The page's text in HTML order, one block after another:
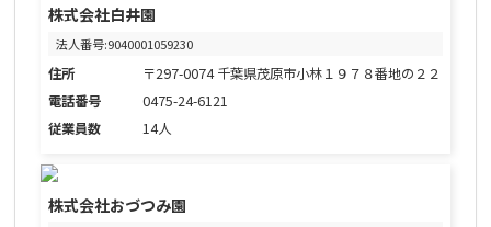
株式会社白井園
法人番号:9040001059230
住所
〒297-0074 千葉県茂原市小林１９７８番地の２２
電話番号
0475-24-6121
従業員数
14人
株式会社おづつみ園